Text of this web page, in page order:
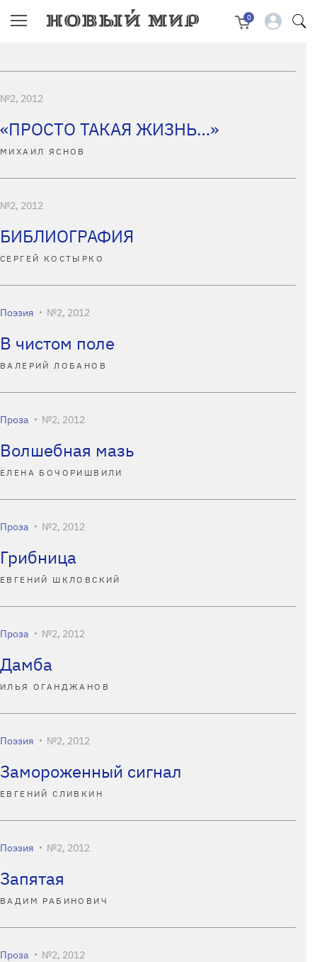
0
№2, 2012
«ПРОСТО ТАКАЯ ЖИЗНЬ…»
МИХАИЛ ЯСНОВ
№2, 2012
БИБЛИОГРАФИЯ
СЕРГЕЙ КОСТЫРКО
Поэзия №2, 2012
В чистом поле
ВАЛЕРИЙ ЛОБАНОВ
Проза №2, 2012
Волшебная мазь
ЕЛЕНА БОЧОРИШВИЛИ
Проза №2, 2012
Грибница
ЕВГЕНИЙ ШКЛОВСКИЙ
Проза №2, 2012
Дамба
ИЛЬЯ ОГАНДЖАНОВ
Поэзия №2, 2012
Замороженный сигнал
ЕВГЕНИЙ СЛИВКИН
Поэзия №2, 2012
Запятая
ВАДИМ РАБИНОВИЧ
Проза №2, 2012